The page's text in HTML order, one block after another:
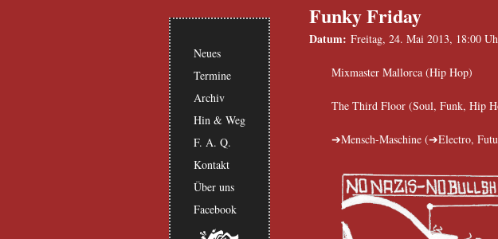
Funky Friday
Datum: Freitag, 24. Mai 2013, 18:00
Mixmaster Mallorca (Hip Hop)
The Third Floor (Soul, Funk, Hip
Mensch-Maschine ( Electro,
Neues
Termine
Archiv
Hin & Weg
F. A. Q.
Kontakt
Über uns
Facebook